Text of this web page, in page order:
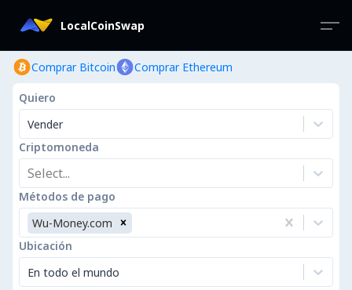
LocalCoinSwap
Comprar Bitcoin Comprar Ethereum
Quiero
Vender
Criptomoneda
Select...
Métodos de pago
Wu-Money.com
Ubicación
En todo el mundo